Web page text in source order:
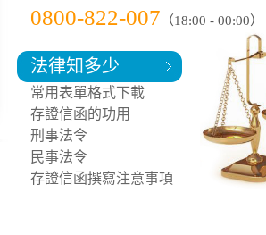
0800-822-007 （18:00 - 00:00）
法律知多少
常用表單格式下載
存證信函的功用
刑事法令
民事法令
存證信函撰寫注意事項